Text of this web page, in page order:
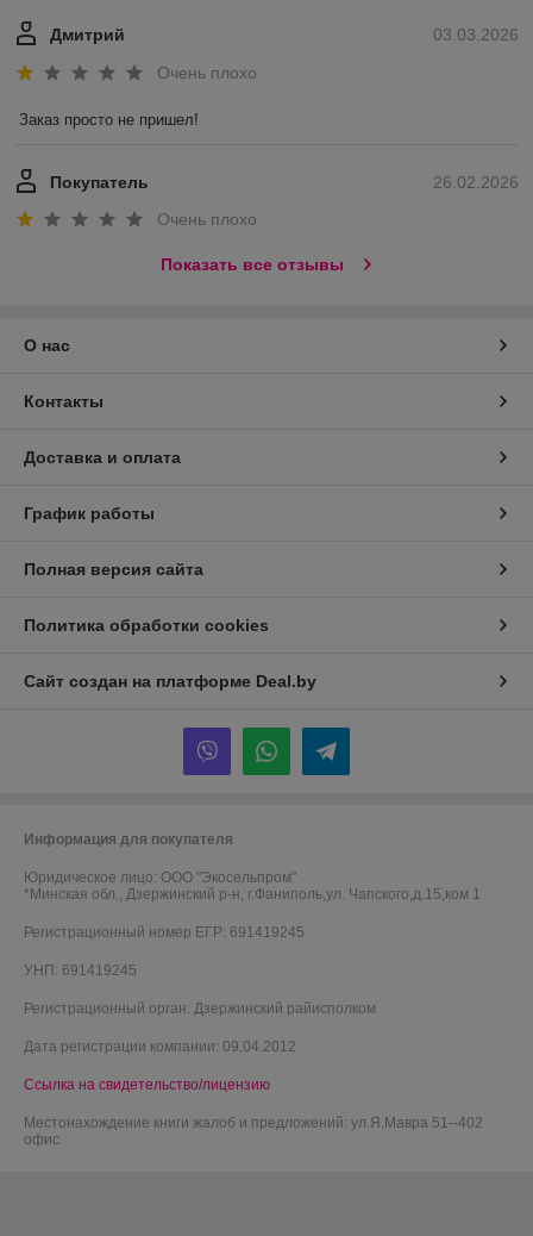
03.03.2026
Дмитрий
Очень плохо
Заказ просто не пришел!
26.02.2026
Покупатель
Очень плохо
Показать все отзывы
О нас
Контакты
Доставка и оплата
График работы
Полная версия сайта
Политика обработки cookies
Сайт создан на платформе Deal.by
Информация для покупателя
Юридическое лицо: ООО "Экосельпром"
*Минская обл., Дзержинский р-н, г.Фаниполь,ул. Чапского,д.15,ком 1
Регистрационный номер ЕГР: 691419245
УНП: 691419245
Регистрационный орган: Дзержинский райисполком
Дата регистрации компании: 09.04.2012
Ссылка на свидетельство/лицензию
Местонахождение книги жалоб и предложений: ул.Я.Мавра 51--402
офис